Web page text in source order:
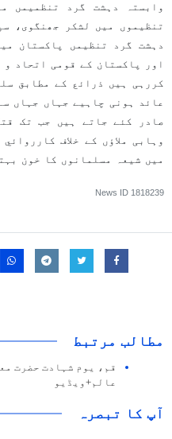
وابستہ دہشت گرد تنظمیمں
تنظیموں میں لشکر جھنگوی،
دہشت گرد تنظیمں پاکستان
اور پاکستان کے قومی اتحاد
کررہی ہیں ذرائع کے مطابق
عائد ہونی چاہیے جہاں جہاں
صادر کئے جاتے ہیں جب تک
وہابی ملاؤں کے خلاف
میں شیعہ مسلمانوں کا خون
News ID 1818239
مطالب مرتبط
قم، یوم شہادت حضرت
عالم+ویڈیو
آپ کا تبصرہ